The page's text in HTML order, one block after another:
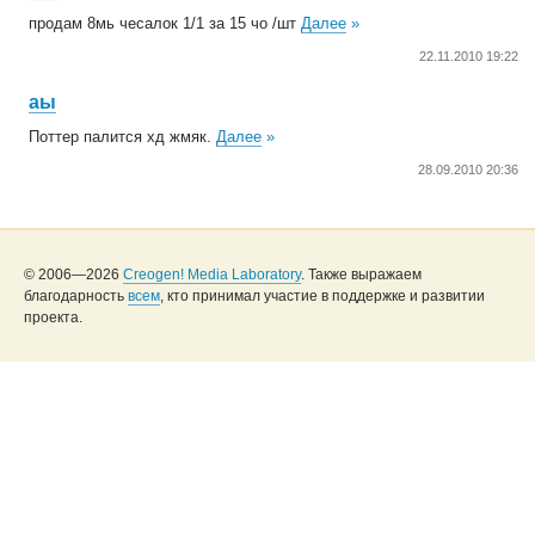
продам 8мь чесалок 1/1 за 15 чо /штДалее »
22.11.2010 19:22
аы
Поттер палится хд жмяк.Далее »
28.09.2010 20:36
© 2006—2026 Creogen! Media Laboratory. Также выражаем
благодарность всем, кто принимал участие в поддержке и развитии
проекта.